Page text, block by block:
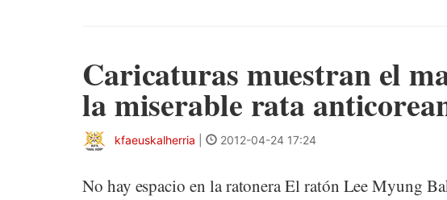
Caricaturas muestran el
la miserable rata
kfaeuskalherria 2012-04-24 17:24
No hay espacio en la ratonera El ratón Lee Myung